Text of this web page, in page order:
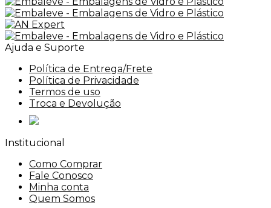
Ajuda e Suporte
Política de Entrega/Frete
Política de Privacidade
Termos de uso
Troca e Devolução
Institucional
Como Comprar
Fale Conosco
Minha conta
Quem Somos